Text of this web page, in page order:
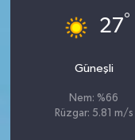
27°
Güneşli
Nem: %66
Rüzgar: 5.81 m/s